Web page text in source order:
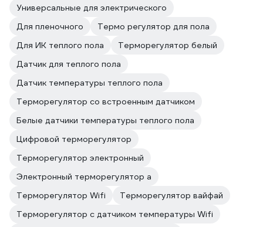
Универсальные для электрического
Для пленочного
Термо регулятор для пола
Для ИК теплого пола
Терморегулятор белый
Датчик для теплого пола
Датчик температуры теплого пола
Терморегулятор со встроенным датчиком
Белые датчики температуры теплого пола
Цифровой терморегулятор
Терморегулятор электронный
Электронный терморегулятор а
Терморегулятор Wifi
Терморегулятор вайфай
Терморегулятор с датчиком температуры Wifi